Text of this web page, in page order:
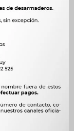
2.0 D 2C DIESEL
Marca